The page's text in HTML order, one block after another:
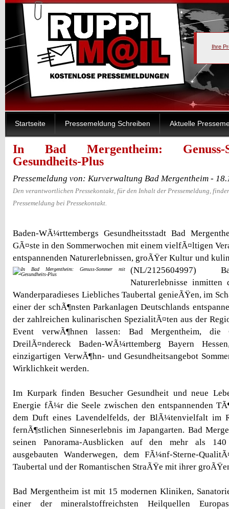
Ihre
Startseite Pressemeldung Schreiben Aktuelle
In Bad Mergentheim: Genuss-
Gesundheits-Plus
Pressemeldung von: Kurverwaltung Bad Mergentheim -
Den verantwortlichen Pressekontakt, für den Inhalt der Pressemeldung,
Pressemeldung bei Pressekontakt.
Baden-WÃ¼rttembergs Gesundheitsstadt Bad
GÃ¤ste in den Sommerwochen mit einem vielfÃ¤ltigen
entspannenden Naturerlebnissen, groÃŸer Kultur und
(NL/2125604997)
Naturerlebnisse inmitten
Wanderparadieses Liebliches Taubertal genieÃŸen, im
einer der schÃ¶nsten Parkanlagen Deutschlands
der zahlreichen kulinarischen SpezialitÃ¤ten aus der
Event verwÃ¶hnen lassen: Bad Mergentheim, die
DreilÃ¤ndereck Baden-WÃ¼rttemberg Bayern
einzigartigen VerwÃ¶hn- und Gesundheitsangebot
Wirklichkeit werden.
Im Kurpark finden Besucher Gesundheit und neue
Energie fÃ¼r die Seele zwischen den entspannenden
dem Duft eines Lavendelfelds, der BlÃ¼tenvielfalt im
fernÃ¶stlichen Sinneserlebnis im Japangarten. Bad
seinen Panorama-Ausblicken auf den mehr als 140
ausgebauten Wanderwegen, dem FÃ¼nf-Sterne-
Taubertal und der Romantischen StraÃŸe mit ihrer
Bad Mergentheim ist mit 15 modernen Kliniken,
einer der mineralstoffreichsten Heilquellen